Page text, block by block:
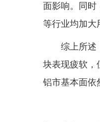
面影响。同时
等行业均加大
综上所述
块表现疲软，
铝市基本面依